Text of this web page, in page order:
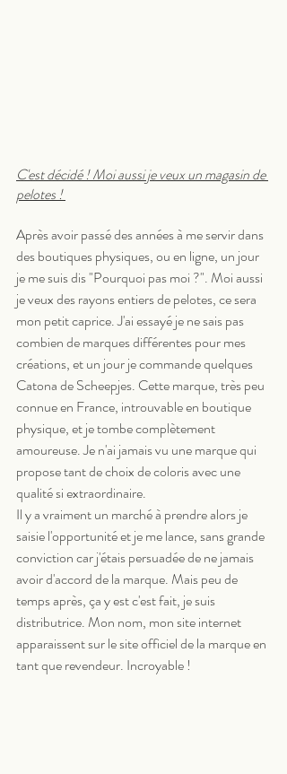
C'est décidé ! Moi aussi je veux un magasin de
pelotes !
Après avoir passé des années à me servir dans
des boutiques physiques, ou en ligne, un jour
je me suis dis "Pourquoi pas moi ?". Moi aussi
je veux des rayons entiers de pelotes, ce sera
mon petit caprice. J'ai essayé je ne sais pas
combien de marques différentes pour mes
créations, et un jour je commande quelques
Catona de Scheepjes. Cette marque, très peu
connue en France, introuvable en boutique
physique, et je tombe complètement
amoureuse. Je n'ai jamais vu une marque qui
propose tant de choix de coloris avec une
qualité si extraordinaire.
Il y a vraiment un marché à prendre alors je
saisie l'opportunité et je me lance, sans grande
conviction car j'étais persuadée de ne jamais
avoir d'accord de la marque. Mais peu de
temps après, ça y est c'est fait, je suis
distributrice. Mon nom, mon site internet
apparaissent sur le site officiel de la marque en
tant que revendeur. Incroyable !